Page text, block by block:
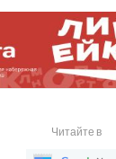
Читайте в